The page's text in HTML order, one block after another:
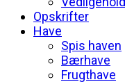
Opskrifter
Have
Spis haven
Bærhave
Frugthave